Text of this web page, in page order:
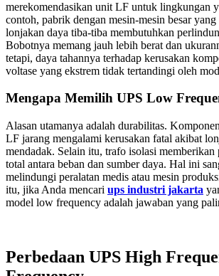
merekomendasikan unit LF untuk lingkungan
contoh, pabrik dengan mesin-mesin besar
lonjakan daya tiba-tiba membutuhkan
Bobotnya memang jauh lebih berat dan
tetapi, daya tahannya terhadap kerusakan
voltase yang ekstrem tidak tertandingi oleh
Mengapa Memilih UPS Low
Alasan utamanya adalah durabilitas.
LF jarang mengalami kerusakan fatal akibat
mendadak. Selain itu, trafo isolasi memberikan
total antara beban dan sumber daya. Hal ini
melindungi peralatan medis atau mesin
itu, jika Anda mencari ups industri jakarta
model low frequency adalah jawaban yang
Perbedaan UPS High